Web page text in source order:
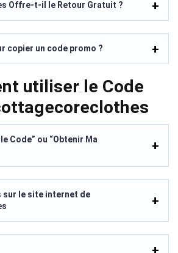
Offre-t-il le Retour Gratuit ?
copier un code promo ?
utiliser le Code
Code” ou “Obtenir Ma
sur le site internet de